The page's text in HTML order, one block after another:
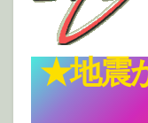
★地震